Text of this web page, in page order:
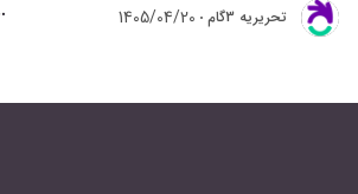
تحريريه 3گام 1405/04/20